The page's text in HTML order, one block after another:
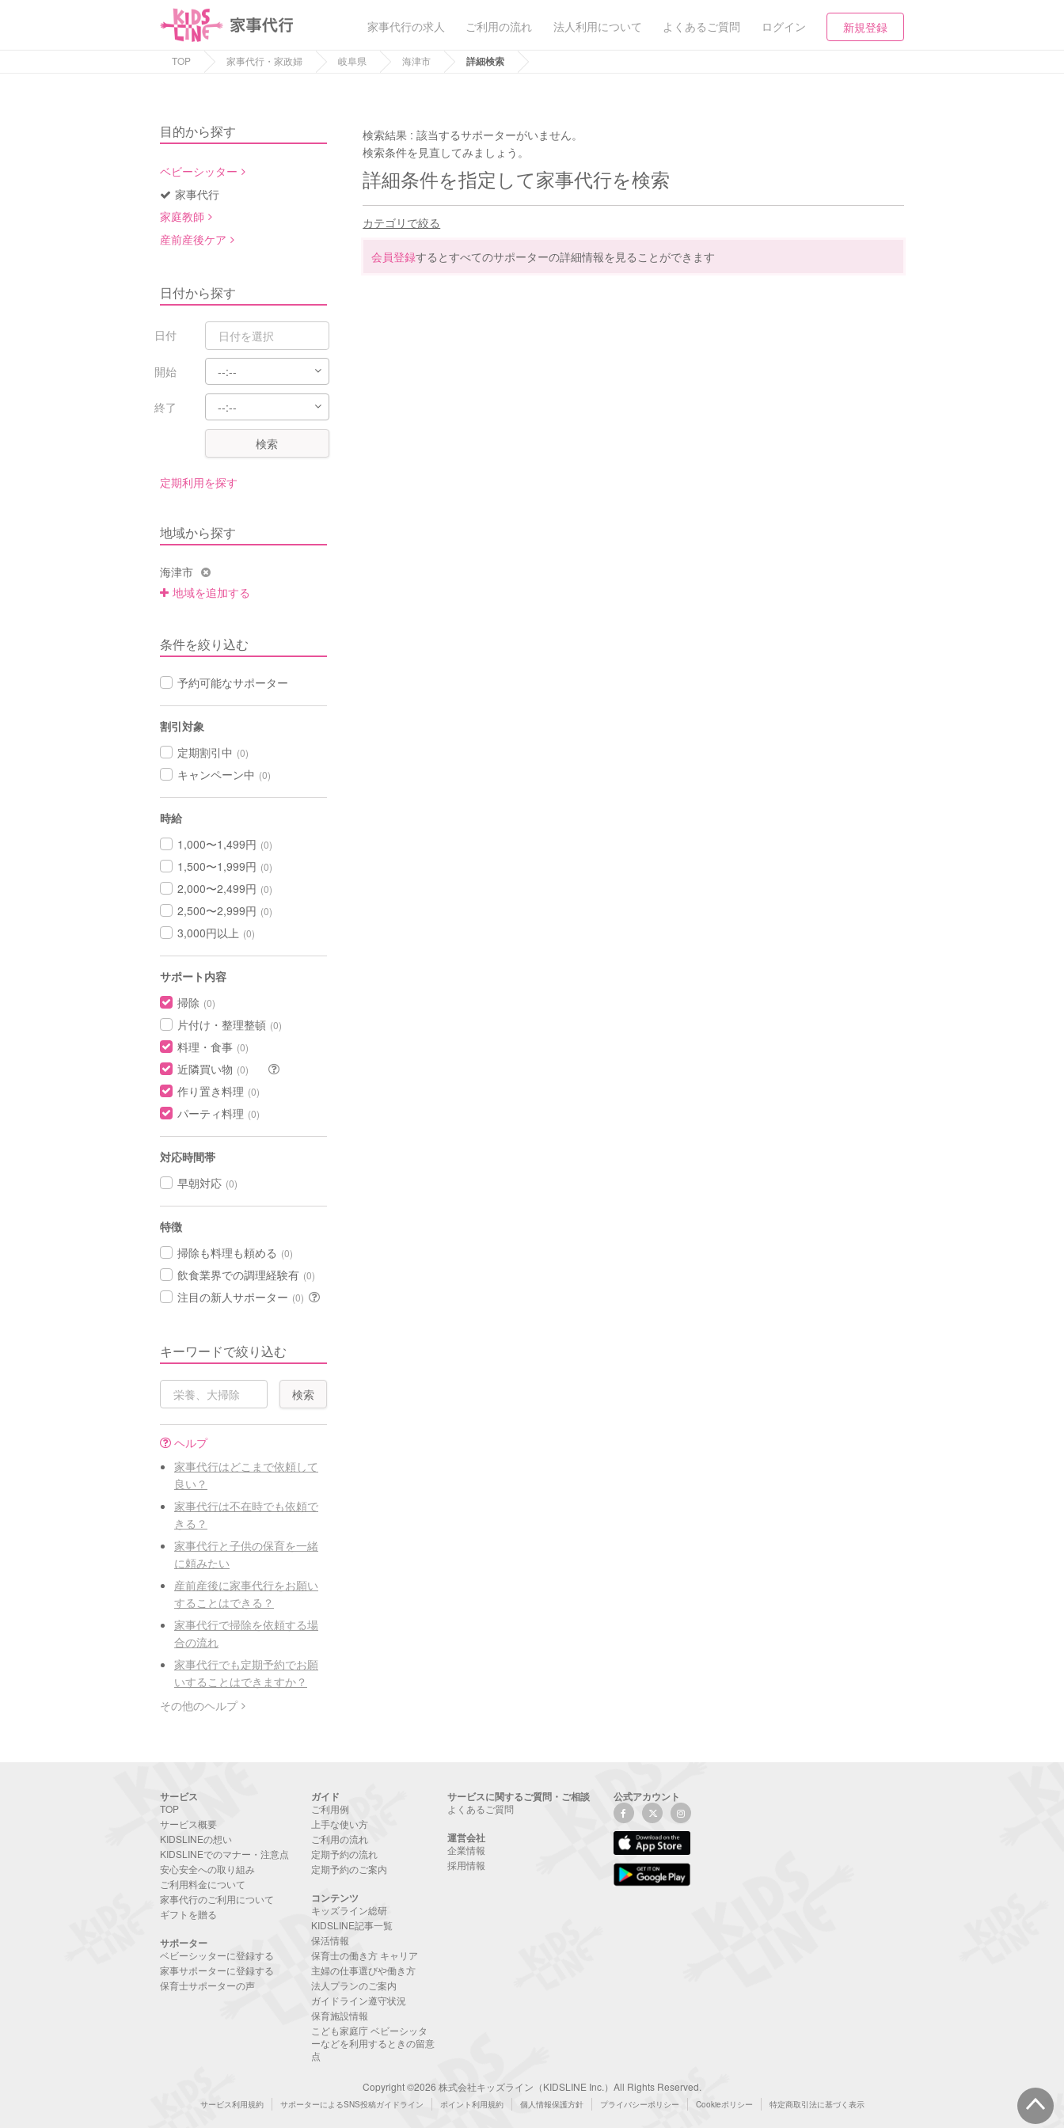
家事代行の求人 ご利用の流れ 法人利用について よくあるご質問 ログイン 新規登録
TOP 家事代行・家政婦 岐阜県 海津市 詳細検索
目的から探す
ベビーシッター
家事代行
家庭教師
産前産後ケア
日付から探す
日付
開始
終了
検索
定期利用を探す
地域から探す
海津市
地域を追加する
条件を絞り込む
予約可能なサポーター
割引対象
定期割引中 (0)
キャンペーン中 (0)
時給
1,000〜1,499円 (0)
1,500〜1,999円 (0)
2,000〜2,499円 (0)
2,500〜2,999円 (0)
3,000円以上 (0)
サポート内容
掃除 (0)
片付け・整理整頓 (0)
料理・食事 (0)
近隣買い物 (0)
作り置き料理 (0)
パーティ料理 (0)
対応時間帯
早朝対応 (0)
特徴
掃除も料理も頼める (0)
飲食業界での調理経験有 (0)
注目の新人サポーター (0)
キーワードで絞り込む
ヘルプ
家事代行はどこまで依頼して
良い？
家事代行は不在時でも依頼で
きる？
家事代行と子供の保育を一緒
に頼みたい
産前産後に家事代行をお願い
することはできる？
家事代行で掃除を依頼する場
合の流れ
家事代行でも定期予約でお願
いすることはできますか？
その他のヘルプ
検索結果 :該当するサポーターがいません。
検索条件を見直してみましょう。
詳細条件を指定して家事代行を検索
カテゴリで絞る
会員登録するとすべてのサポーターの詳細情報を見ることができます
サービス
TOP
サービス概要
KIDSLINEの想い
KIDSLINEでのマナー・注意点
安心安全への取り組み
ご利用料金について
家事代行のご利用について
ギフトを贈る
サポーター
ベビーシッターに登録する
家事サポーターに登録する
保育士サポーターの声
ガイド
ご利用例
上手な使い方
ご利用の流れ
定期予約の流れ
定期予約のご案内
コンテンツ
キッズライン総研
KIDSLINE記事一覧
保活情報
保育士の働き方 キャリア
主婦の仕事選びや働き方
法人プランのご案内
ガイドライン遵守状況
保育施設情報
こども家庭庁 ベビーシッタ
ーなどを利用するときの留意
点
サービスに関するご質問・ご相談
よくあるご質問
運営会社
企業情報
採用情報
公式アカウント
Copyright ©2026 株式会社キッズライン（KIDSLINE Inc.）All Rights Reserved.
サービス利用規約 サポーターによるSNS投稿ガイドライン ポイント利用規約 個人情報保護方針 プライバシーポリシー Cookieポリシー 特定商取引法に基づく表示